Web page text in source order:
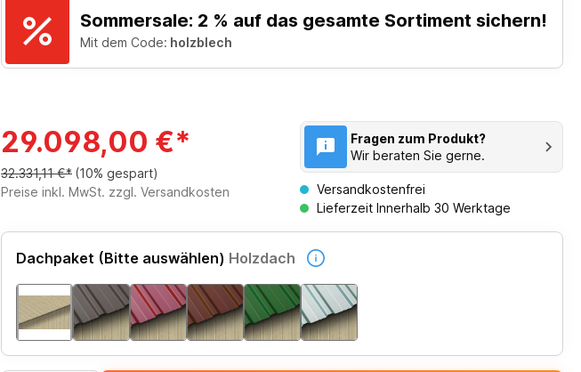
Sommersale: 2 % auf das gesamte Sortiment sichern!
Mit dem Code: holzblech
29.098,00 €*
32.331,11 €* (10% gespart)
Preise inkl. MwSt. zzgl. Versandkosten
Fragen zum Produkt?
Wir beraten Sie gerne.
Versandkostenfrei
Lieferzeit Innerhalb 30 Werktage
Dachpaket (Bitte auswählen) Holzdach